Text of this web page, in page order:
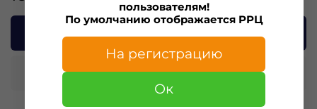
В корзину
Купить в 1 клик
пользователям!
По умолчанию отображается РРЦ
На регистрацию
Ок